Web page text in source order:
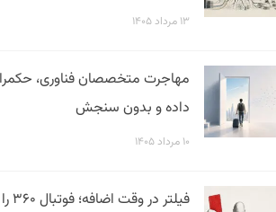
۱۳ مرداد ۱۴۰۵
مهاجرت متخصصان فناوری،
داده و بدون سنجش
۱۰ مرداد ۱۴۰۵